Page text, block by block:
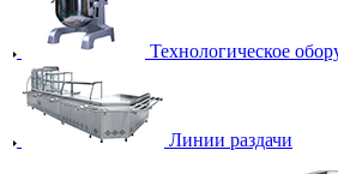
Технологическое
Линии раздачи